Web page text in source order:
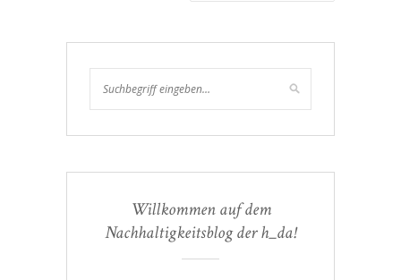
Willkommen auf dem
Nachhaltigkeitsblog der h_da!